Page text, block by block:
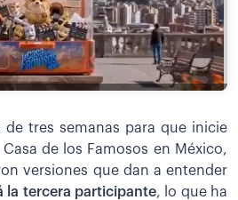
tres semanas para que inicie
de los Famosos en México,
versiones que dan a entender
la tercera participante, lo que ha